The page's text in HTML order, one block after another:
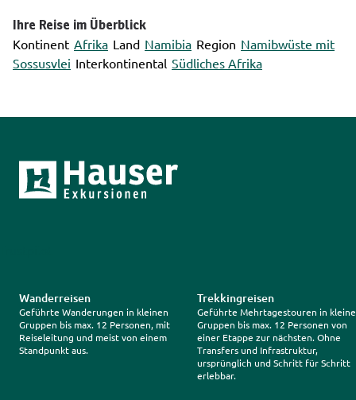
Ihre Reise im Überblick
Kontinent Afrika Land Namibia Region Namibwüste mit
Sossusvlei Interkontinental Südliches Afrika
Wanderreisen
Geführte Wanderungen in kleinen
Gruppen bis max. 12 Personen, mit
Reiseleitung und meist von einem
Standpunkt aus.
Trekkingreisen
Geführte Mehrtagestouren in
Gruppen bis max. 12 Personen von
einer Etappe zur nächsten. Ohne
Transfers und Infrastruktur,
ursprünglich und Schritt für Schritt
erlebbar.